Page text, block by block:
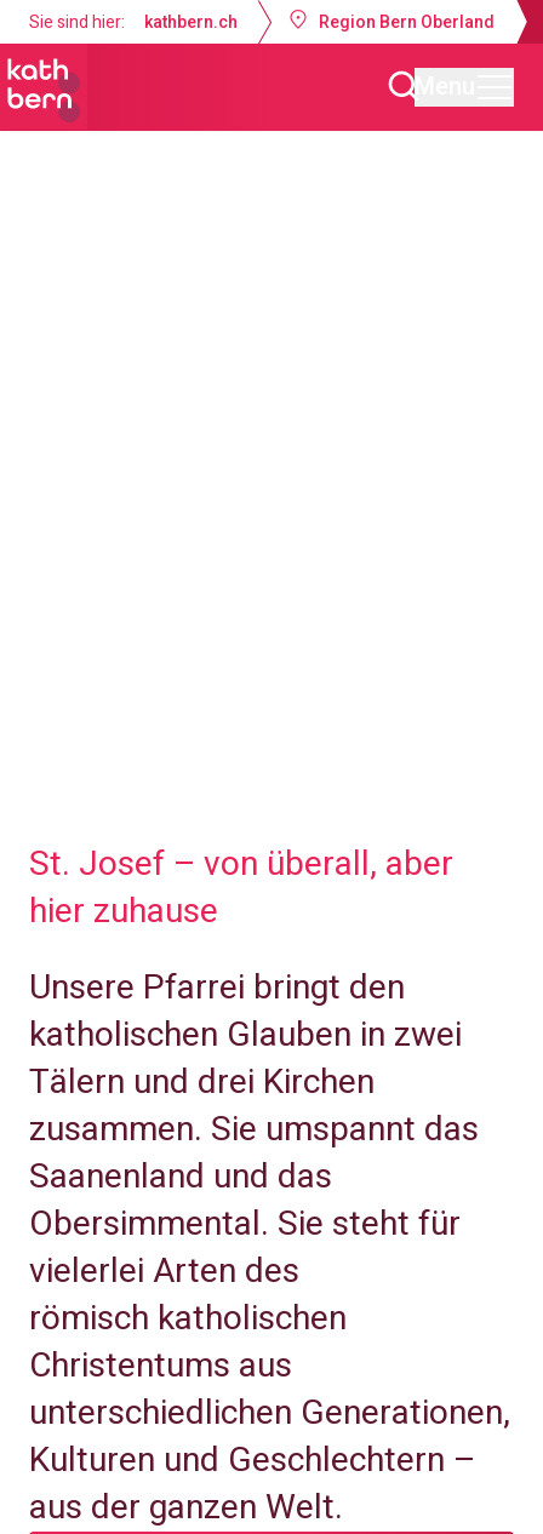
Sie sind hier: kathbern.ch Region Bern Oberland
St. Josef – von überall, aber
hier zuhause
Unsere Pfarrei bringt den
katholischen Glauben in zwei
Tälern und drei Kirchen
zusammen. Sie umspannt das
Saanenland und das
Obersimmental. Sie steht für
vielerlei Arten des
römisch katholischen
Christentums aus
unterschiedlichen Generationen,
Kulturen und Geschlechtern –
aus der ganzen Welt.